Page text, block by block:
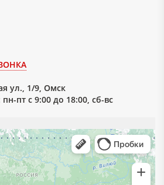
ул., 1/9, Омск
пт с 9:00 до 18:00, сб-вс